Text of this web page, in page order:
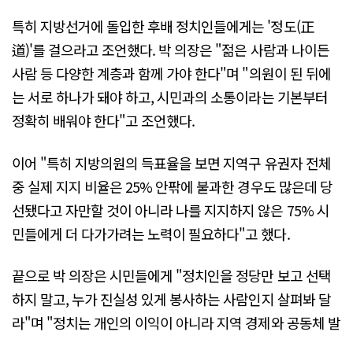
특히 지방선거에 돌입한 후배 정치인들에게는 '정도(正
道)'를 걸으라고 조언했다. 박 의장은 "젊은 사람과 나이든
사람 등 다양한 계층과 함께 가야 한다"며 "의원이 된 뒤에
는 서로 하나가 돼야 하고, 시민과의 소통이라는 기본부터
정확히 배워야 한다"고 조언했다.
이어 "특히 지방의원의 득표율을 보면 지역구 유권자 전체
중 실제 지지 비율은 25% 안팎에 불과한 경우도 많은데 당
선됐다고 자만할 것이 아니라 나를 지지하지 않은 75% 시
민들에게 더 다가가려는 노력이 필요하다"고 했다.
끝으로 박 의장은 시민들에게 "정치인을 정당만 보고 선택
하지 말고, 누가 진실성 있게 봉사하는 사람인지 살펴봐 달
라"며 "정치는 개인의 이익이 아니라 지역 경제와 공동체 발